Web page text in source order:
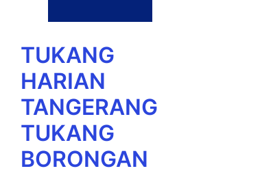
TUKANG
HARIAN
TANGERANG
TUKANG
BORONGAN